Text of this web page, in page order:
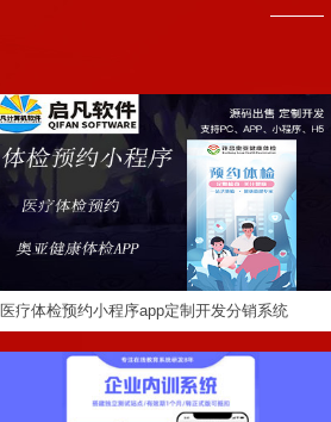
医疗体检预约小程序app定制开发分销系统
定制程序开发
企业内训新员工在线培训考试系统系统开发,支
持APP,小程序,H5三端